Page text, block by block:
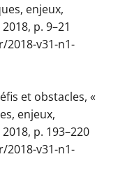
enjeux,
p. 9–21
v31-n1-
et obstacles, «
enjeux,
p. 193–220
v31-n1-